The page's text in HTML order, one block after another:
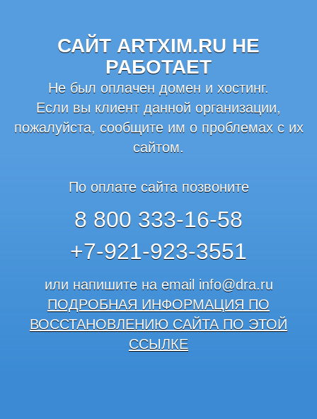
САЙТ ARTXIM.RU НЕ
РАБОТАЕТ
Не был оплачен домен и хостинг.
Если вы клиент данной организации,
пожалуйста, сообщите им о проблемах с их
сайтом.
По оплате сайта позвоните
8 800 333-16-58
+7-921-923-3551
или напишите на email info@dra.ru
ПОДРОБНАЯ ИНФОРМАЦИЯ ПО
ВОССТАНОВЛЕНИЮ САЙТА ПО ЭТОЙ
ССЫЛКЕ